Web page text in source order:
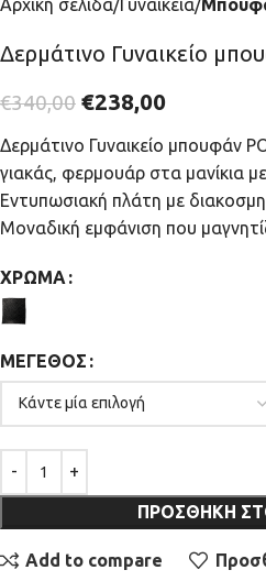
Αρχική σελίδα Γυναικεία
Δερμάτινο Γυναικείο
€340,00 €238,00
Δερμάτινο Γυναικείο μπουφάν
γιακάς, φερμουάρ στα μανίκια
Εντυπωσιακή πλάτη με
Μοναδική εμφάνιση που
ΧΡΏΜΑ
ΜΈΓΕΘΟΣ
ΠΡΟΣΘΉΚΗ
Add to compare